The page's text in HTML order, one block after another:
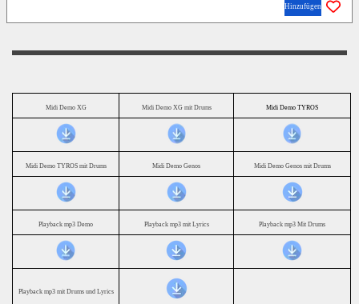
Hinzufügen
Midi Demo XG Midi Demo XG mit Drums Midi Demo TYROS
Midi Demo TYROS mit Drums Midi Demo Genos Midi Demo Genos mit Drums
Playback mp3 Demo Playback mp3 mit Lyrics Playback mp3 Mit Drums
Playback mp3 mit Drums und Lyrics